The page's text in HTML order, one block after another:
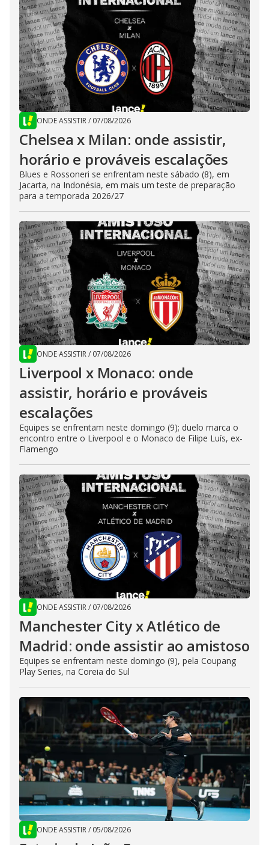
ONDE ASSISTIR/ 07/08/2026
Chelsea x Milan: onde assistir,
horário e prováveis escalações
Blues e Rossoneri se enfrentam neste sábado (8), em
Jacarta, na Indonésia, em mais um teste de preparação
para a temporada 2026/27
ONDE ASSISTIR/ 07/08/2026
Liverpool x Monaco: onde
assistir, horário e prováveis
escalações
Equipes se enfrentam neste domingo (9); duelo marca o
encontro entre o Liverpool e o Monaco de Filipe Luís, ex-
Flamengo
ONDE ASSISTIR/ 07/08/2026
Manchester City x Atlético de
Madrid: onde assistir ao amistoso
Equipes se enfrentam neste domingo (9), pela Coupang
Play Series, na Coreia do Sul
ONDE ASSISTIR/ 05/08/2026